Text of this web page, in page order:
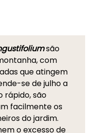
são
com
que atingem
se de julho a
rápido, são
facilmente os
do jardim.
o excesso de